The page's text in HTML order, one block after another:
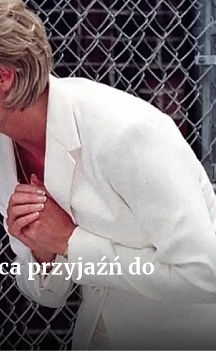
przyjaźń do